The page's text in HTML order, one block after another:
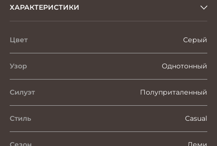
ХАРАКТЕРИСТИКИ
Цвет Серый
Узор Однотонный
Силуэт Полуприталенный
Стиль Casual